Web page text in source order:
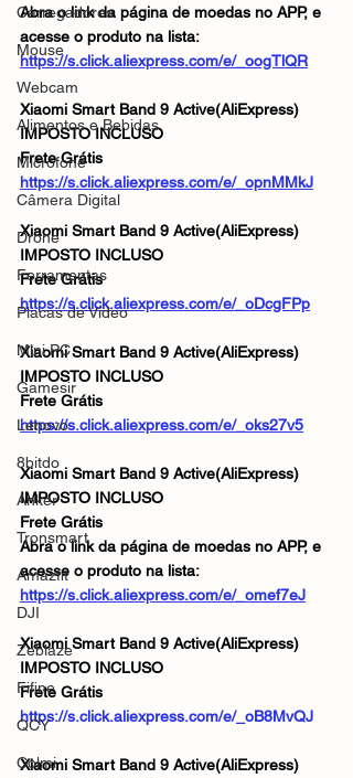
Carregadores
Mouse
Webcam
Alimentos e Bebidas
Microfone
Câmera Digital
Drone
Ferramentas
Placas de Vídeo
Mini PC
Gamesir
Lenovo
8bitdo
Anker
Tronsmart
Amazfit
DJI
Zeblaze
Fifine
QCY
Colmi
Abra o link da página de moedas no APP, e
acesse o produto na lista:
https://s.click.aliexpress.com/e/_oogTlQR
Xiaomi Smart Band 9 Active(AliExpress)
IMPOSTO INCLUSO
Frete Grátis
https://s.click.aliexpress.com/e/_opnMMkJ
Xiaomi Smart Band 9 Active(AliExpress)
IMPOSTO INCLUSO
Frete Grátis
https://s.click.aliexpress.com/e/_oDcgFPp
Xiaomi Smart Band 9 Active(AliExpress)
IMPOSTO INCLUSO
Frete Grátis
https://s.click.aliexpress.com/e/_oks27v5
Xiaomi Smart Band 9 Active(AliExpress)
IMPOSTO INCLUSO
Frete Grátis
Abra o link da página de moedas no APP, e
acesse o produto na lista:
https://s.click.aliexpress.com/e/_omef7eJ
Xiaomi Smart Band 9 Active(AliExpress)
IMPOSTO INCLUSO
Frete Grátis
https://s.click.aliexpress.com/e/_oB8MvQJ
Xiaomi Smart Band 9 Active(AliExpress)